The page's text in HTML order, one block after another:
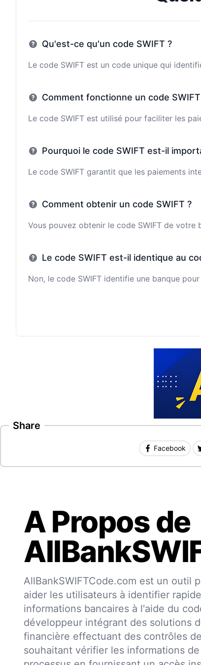
Qu'est-ce qu'un code SWIFT ?
Le code SWIFT est un code unique qui
Comment fonctionne un code
Le code SWIFT est utilisé pour faciliter les
Pourquoi le code SWIFT est-il
Le code SWIFT garantit que les paiements
Comment obtenir un code SWIFT ?
Vous pouvez obtenir le code SWIFT de
Le code SWIFT est-il identique au
Non, le code SWIFT identifie une banque
Share
Facebook
A Propos de
AllBankSWIFTCode.com est un outil
aider les utilisateurs à identifier
informations bancaires à l'aide du
développeur intégrant des solutions
financière effectuant des contrôles
souhaitant vérifier les informations